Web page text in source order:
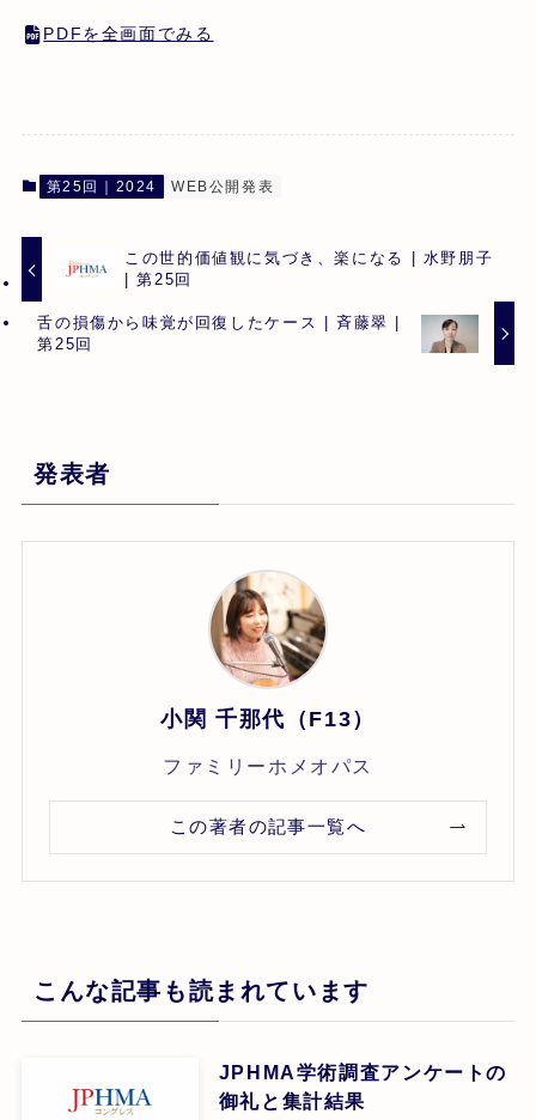
PDFを全画面でみる
第25回｜2024 WEB公開発表
この世的価値観に気づき、楽になる | 水野朋子
| 第25回
舌の損傷から味覚が回復したケース | 斉藤翠 |
第25回
発表者
小関 千那代（F13）
ファミリーホメオパス
この著者の記事一覧へ
こんな記事も読まれています
JPHMA学術調査アンケートの
御礼と集計結果